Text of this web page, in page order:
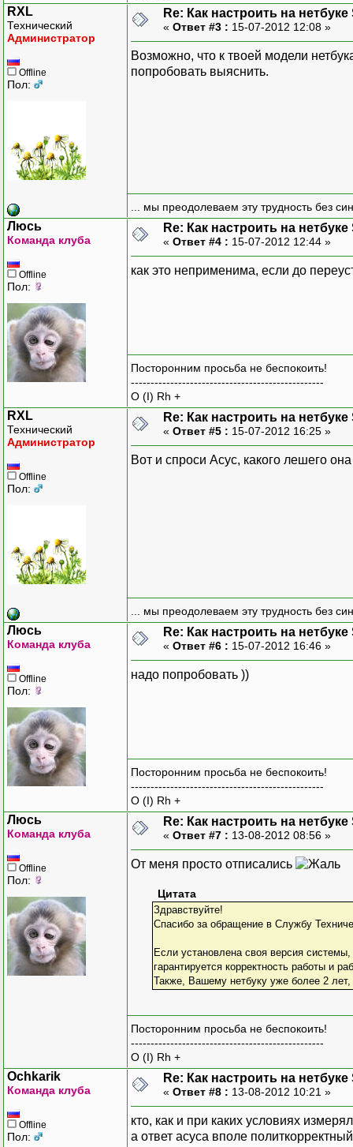
RXL
Технический
Администратор
Offline
Пол:
Re: Как настроить на
« Ответ #3 : 15-07-2012 12:08 »
Возможно, что к твоей модели
попробовать выяснить.
... мы преодолеваем эту трудность без
Люсь
Команда клуба
Offline
Пол:
Re: Как настроить на
« Ответ #4 : 15-07-2012 12:44 »
как это неприменима, если до
Посторонним просьба не беспокоить!
-------------------------------------------------
O (I) Rh +
RXL
Технический
Администратор
Offline
Пол:
Re: Как настроить на
« Ответ #5 : 15-07-2012 16:25 »
Вот и спроси Асус, какого лешего
... мы преодолеваем эту трудность без
Люсь
Команда клуба
Offline
Пол:
Re: Как настроить на
« Ответ #6 : 15-07-2012 16:46 »
надо попробовать ))
Посторонним просьба не беспокоить!
-------------------------------------------------
O (I) Rh +
Люсь
Команда клуба
Offline
Пол:
Re: Как настроить на
« Ответ #7 : 13-08-2012 08:56 »
От меня просто отписались
Цитата
Здравствуйте!
Спасибо за обращение в Службу
Если установлена своя версия
гарантируется корректность работы и
Также, Вашему нетбуку уже более 2
Посторонним просьба не беспокоить!
-------------------------------------------------
O (I) Rh +
Ochkarik
Команда клуба
Offline
Пол:
Re: Как настроить на
« Ответ #8 : 13-08-2012 10:21 »
кто, как и при каких условиях
а ответ асуса вполе